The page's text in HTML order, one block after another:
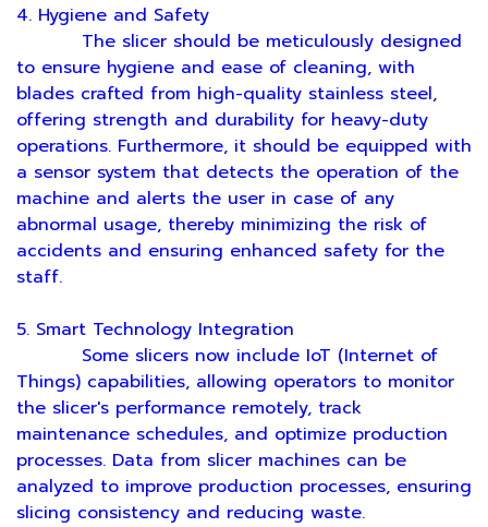
4. Hygiene and Safety
The slicer should be meticulously designed
to ensure hygiene and ease of cleaning, with
blades crafted from high-quality stainless steel,
offering strength and durability for heavy-duty
operations. Furthermore, it should be equipped with
a sensor system that detects the operation of the
machine and alerts the user in case of any
abnormal usage, thereby minimizing the risk of
accidents and ensuring enhanced safety for the
staff.
5. Smart Technology Integration
Some slicers now include IoT (Internet of
Things) capabilities, allowing operators to monitor
the slicer's performance remotely, track
maintenance schedules, and optimize production
processes. Data from slicer machines can be
analyzed to improve production processes, ensuring
slicing consistency and reducing waste.